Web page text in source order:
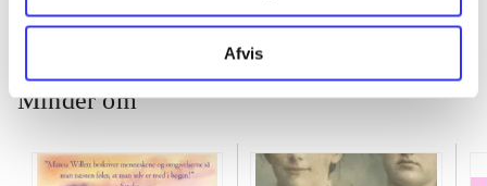
Afvis
Minder om